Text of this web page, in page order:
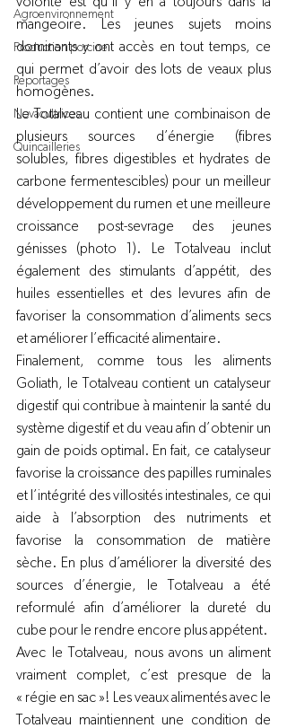
Agroenvironnement
Production porcine
Reportages
Novacultrices
Quincailleries
mangeoire. Les jeunes sujets moins
dominants y ont accès en tout temps, ce
qui permet d’avoir des lots de veaux plus
homogènes.
Le Totalveau contient une combinaison de
plusieurs sources d’énergie (fibres
solubles, fibres digestibles et hydrates de
carbone fermentescibles) pour un meilleur
développement du rumen et une meilleure
croissance post-sevrage des jeunes
génisses (photo 1). Le Totalveau inclut
également des stimulants d’appétit, des
huiles essentielles et des levures afin de
favoriser la consommation d’aliments secs
et améliorer l’efficacité alimentaire.
Finalement, comme tous les aliments
Goliath, le Totalveau contient un catalyseur
digestif qui contribue à maintenir la santé du
système digestif et du veau afin d’obtenir un
gain de poids optimal. En fait, ce catalyseur
favorise la croissance des papilles ruminales
et l’intégrité des villosités intestinales, ce qui
aide à l’absorption des nutriments et
favorise la consommation de matière
sèche. En plus d’améliorer la diversité des
sources d’énergie, le Totalveau a été
reformulé afin d’améliorer la dureté du
cube pour le rendre encore plus appétent.
Avec le Totalveau, nous avons un aliment
vraiment complet, c’est presque de la
« régie en sac »! Les veaux alimentés avec le
Totalveau maintiennent une condition de